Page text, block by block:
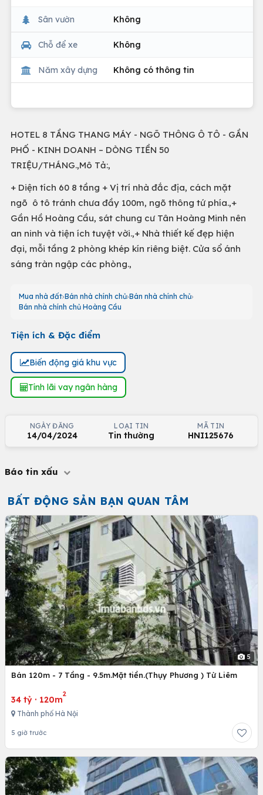
Sân vườn Không
Chỗ để xe Không
Năm xây dựng Không có thông tin
HOTEL 8 TẦNG THANG MÁY - NGÕ THÔNG Ô TÔ - GẦN
PHỐ - KINH DOANH – DÒNG TIỀN 50
TRIỆU/THÁNG.,Mô Tả:,
+ Diện tích 60 8 tầng + Vị trí nhà đắc địa, cách mặt
ngõ ô tô tránh chưa đầy 100m, ngõ thông tứ phía.,+
Gần Hồ Hoàng Cầu, sát chung cư Tân Hoàng Minh nên
an ninh và tiện ích tuyệt vời.,+ Nhà thiết kế đẹp hiện
đại, mỗi tầng 2 phòng khép kín riêng biệt. Cửa sổ ánh
sáng tràn ngập các phòng.,
Mua nhà đất Bán nhà chính chủ Bán nhà chính chủ
Bán nhà chính chủ Hoàng Cầu
Tiện ích & Đặc điểm
Biến động giá khu vực
Tính lãi vay ngân hàng
NGÀY ĐĂNG
14/04/2024
LOẠI TIN
Tin thường
MÃ TIN
HNI125676
Báo tin xấu
BẤT ĐỘNG SẢN BẠN QUAN TÂM
5
Bán 120m - 7 Tầng - 9.5m.Mặt tiền.(Thụy Phương ) Từ Liêm
34 tỷ · 120m
2
Thành phố Hà Nội
5 giờ trước